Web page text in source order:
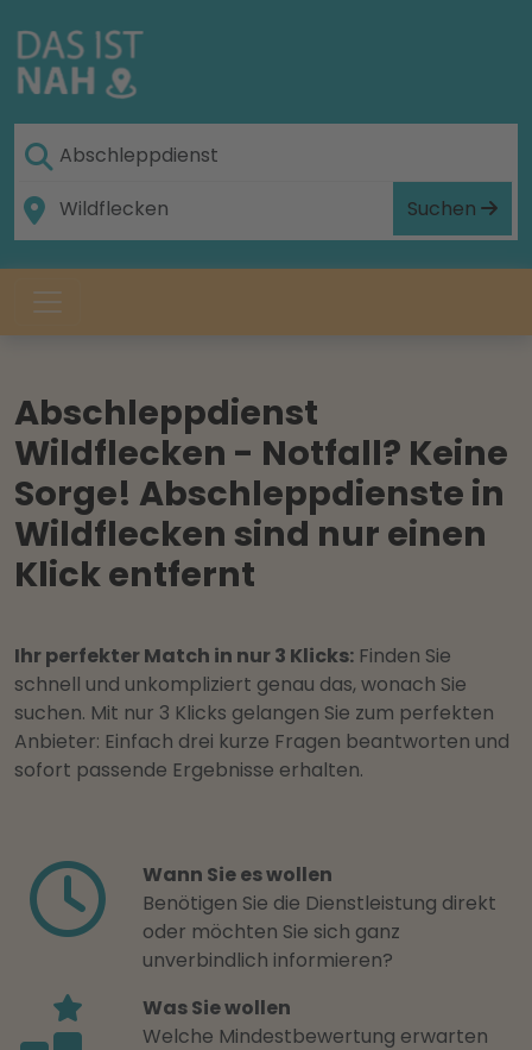
Suchen
Abschleppdienst
Wildflecken - Notfall? Keine
Sorge! Abschleppdienste in
Wildflecken sind nur einen
Klick entfernt
Ihr perfekter Match in nur 3 Klicks: Finden Sie
schnell und unkompliziert genau das, wonach Sie
suchen. Mit nur 3 Klicks gelangen Sie zum perfekten
Anbieter: Einfach drei kurze Fragen beantworten und
sofort passende Ergebnisse erhalten.
Wann Sie es wollen
Benötigen Sie die Dienstleistung direkt
oder möchten Sie sich ganz
unverbindlich informieren?
Was Sie wollen
Welche Mindestbewertung erwarten